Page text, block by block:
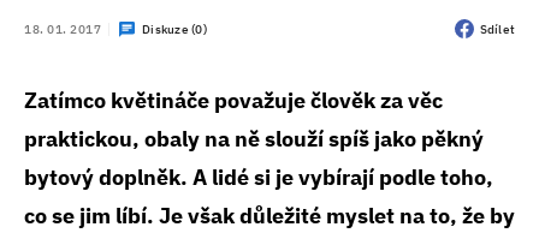
18. 01. 2017 Diskuze (0) Sdílet
Zatímco květináče považuje člověk za věc
praktickou, obaly na ně slouží spíš jako pěkný
bytový doplněk. A lidé si je vybírají podle toho,
co se jim líbí. Je však důležité myslet na to, že by